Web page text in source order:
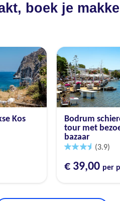
boek je
Kos
Bodrum
tour met
bazaar
(3.9)
€ 39,00 per